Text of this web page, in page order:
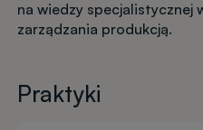
na wiedzy specjalistycznej
zarządzania produkcją.
Praktyki